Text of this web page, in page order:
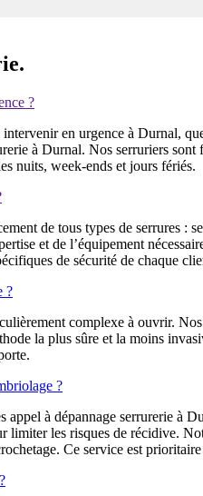
?
en urgence à Durnal,
à Durnal. Nos serruriers
nuits, week-ends et jours fériés.
de tous types de serrures
et de l’équipement
de sécurité de chaque
?
complexe à ouvrir.
la plus sûre et la moins
?
appel à dépannage serrurerie à
limiter les risques de récidive.
Ce service est